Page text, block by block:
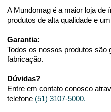
A Mundomag é a maior loja de
produtos de alta qualidade e
Garantia:
Todos os nossos produtos são
fabricação.
Dúvidas?
Entre em contato conosco
telefone (51) 3107-5000.